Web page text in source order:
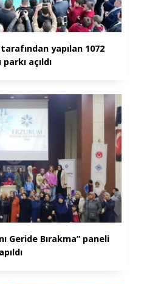
yapılan 1072
açıldı
Geride Bırakma” paneli